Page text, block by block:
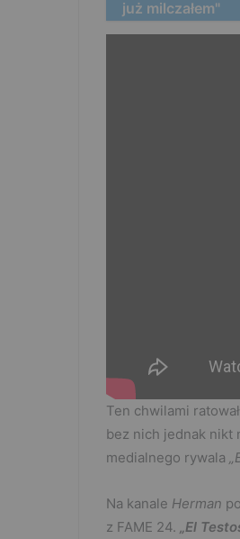
już milczałem"
Ten chwilami
bez nich jednak nikt
medialnego rywala
Na kanale Herman
z FAME 24.
„El